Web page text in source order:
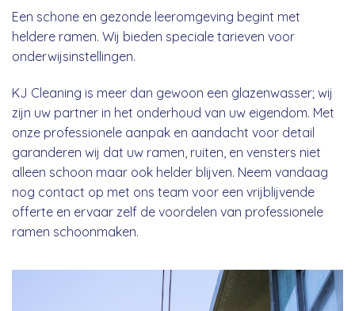
Een schone en gezonde leeromgeving begint met
heldere ramen. Wij bieden speciale tarieven voor
onderwijsinstellingen.
KJ Cleaning is meer dan gewoon een glazenwasser; wij
zijn uw partner in het onderhoud van uw eigendom. Met
onze professionele aanpak en aandacht voor detail
garanderen wij dat uw ramen, ruiten, en vensters niet
alleen schoon maar ook helder blijven. Neem vandaag
nog contact op met ons team voor een vrijblijvende
offerte en ervaar zelf de voordelen van professionele
ramen schoonmaken.